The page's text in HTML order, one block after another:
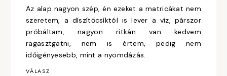
Az alap nagyon szép, én ezeket a matricákat nem
szeretem, a díszítőcsíktól is lever a víz, párszor
próbáltam, nagyon ritkán van kedvem
ragasztgatni, nem is értem, pedig nem
időigényesebb, mint a nyomdázás.
VÁLASZ